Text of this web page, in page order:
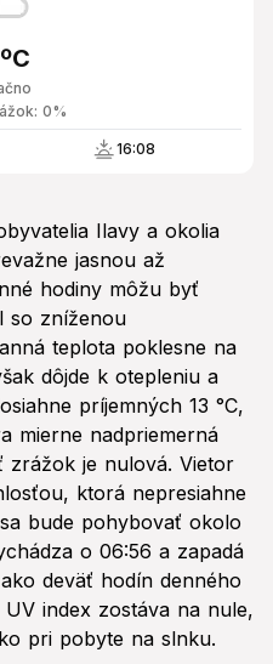
0%
16:08
Ilavy a okolia
jasnou až
hodiny môžu byť
so zníženou
teplota poklesne na
dôjde k otepleniu a
príjemných 13 °C,
mierne nadpriemerná
zrážok je nulová. Vietor
ktorá nepresiahne
bude pohybovať okolo
o 06:56 a zapadá
deväť hodín denného
index zostáva na nule,
pri pobyte na slnku.